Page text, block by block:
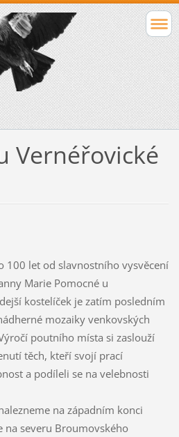
Vernéřovické
100 let od slavnostního vysvěcení
Marie Pomocné u
kostelíček je zatím posledním
mozaiky venkovských
poutního místa si zaslouží
těch, kteří svojí prací
a podíleli se na velebnosti
na západním konci
na severu Broumovského